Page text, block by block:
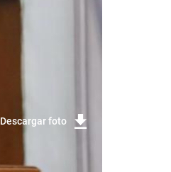
Descargar foto